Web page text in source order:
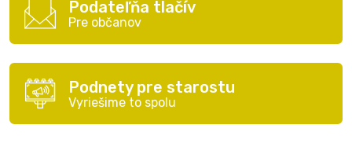
Podateľňa tlačív
Pre občanov
Podnety pre starostu
Vyriešime to spolu